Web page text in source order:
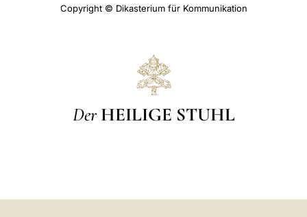
Copyright © Dikasterium für Kommunikation
Der HEILIGE STUHL